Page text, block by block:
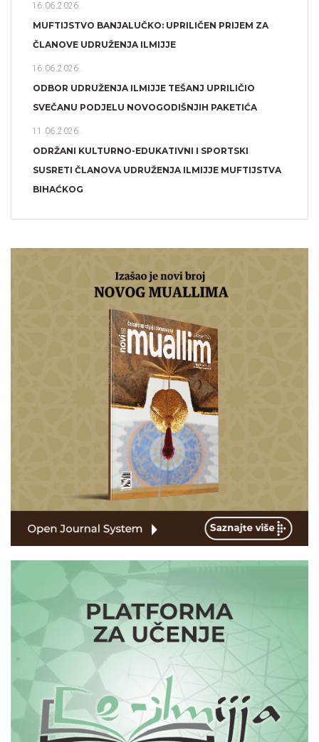
16.06.2026.
MUFTIJSTVO BANJALUČKO: UPRILIČEN PRIJEM ZA
ČLANOVE UDRUŽENJA ILMIJJE
16.06.2026.
ODBOR UDRUŽENJA ILMIJJE TEŠANJ UPRILIČIO
SVEČANU PODJELU NOVOGODIŠNJIH PAKETIĆA
11.06.2026.
ODRŽANI KULTURNO-EDUKATIVNI I SPORTSKI
SUSRETI ČLANOVA UDRUŽENJA ILMIJJE MUFTIJSTVA
BIHAĆKOG